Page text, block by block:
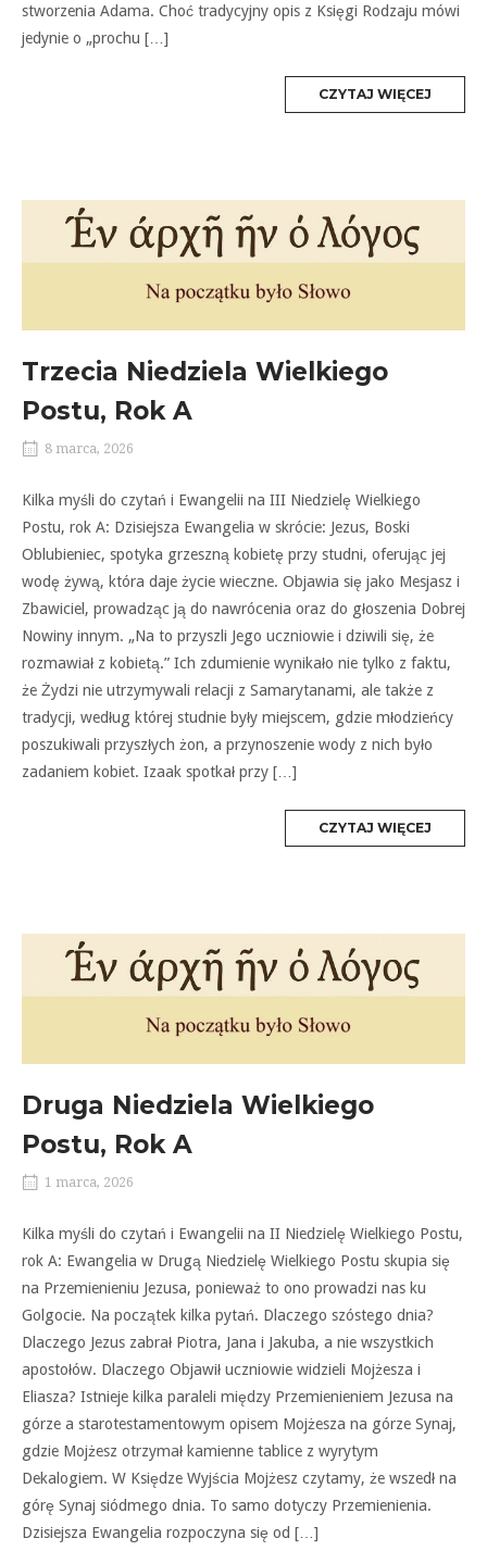
stworzenia Adama. Choć tradycyjny opis z Księgi Rodzaju mówi
jedynie o „prochu […]
CZYTAJ WIĘCEJ
Trzecia Niedziela Wielkiego
Postu, Rok A
8 marca, 2026
Kilka myśli do czytań i Ewangelii na III Niedzielę Wielkiego
Postu, rok A: Dzisiejsza Ewangelia w skrócie: Jezus, Boski
Oblubieniec, spotyka grzeszną kobietę przy studni, oferując jej
wodę żywą, która daje życie wieczne. Objawia się jako Mesjasz i
Zbawiciel, prowadząc ją do nawrócenia oraz do głoszenia Dobrej
Nowiny innym. „Na to przyszli Jego uczniowie i dziwili się, że
rozmawiał z kobietą.” Ich zdumienie wynikało nie tylko z faktu,
że Żydzi nie utrzymywali relacji z Samarytanami, ale także z
tradycji, według której studnie były miejscem, gdzie młodzieńcy
poszukiwali przyszłych żon, a przynoszenie wody z nich było
zadaniem kobiet. Izaak spotkał przy […]
CZYTAJ WIĘCEJ
Druga Niedziela Wielkiego
Postu, Rok A
1 marca, 2026
Kilka myśli do czytań i Ewangelii na II Niedzielę Wielkiego Postu,
rok A: Ewangelia w Drugą Niedzielę Wielkiego Postu skupia się
na Przemienieniu Jezusa, ponieważ to ono prowadzi nas ku
Golgocie. Na początek kilka pytań. Dlaczego szóstego dnia?
Dlaczego Jezus zabrał Piotra, Jana i Jakuba, a nie wszystkich
apostołów. Dlaczego Objawił uczniowie widzieli Mojżesza i
Eliasza? Istnieje kilka paraleli między Przemienieniem Jezusa na
górze a starotestamentowym opisem Mojżesza na górze Synaj,
gdzie Mojżesz otrzymał kamienne tablice z wyrytym
Dekalogiem. W Księdze Wyjścia Mojżesz czytamy, że wszedł na
górę Synaj siódmego dnia. To samo dotyczy Przemienienia.
Dzisiejsza Ewangelia rozpoczyna się od […]